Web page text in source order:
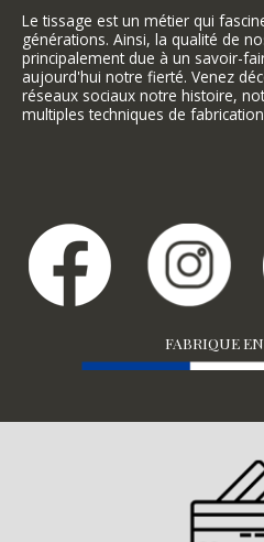
Le tissage est un métier qui
générations. Ainsi, la qualité de
principalement due à un savoir-
aujourd'hui notre fierté. Venez
réseaux sociaux notre histoire,
multiples techniques de
FABRIQUE